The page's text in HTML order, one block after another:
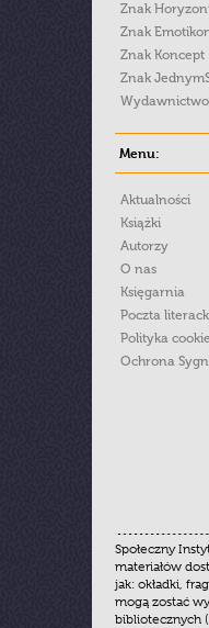
Znak
Znak
Znak Koncept
Znak
Menu:
Aktualności
Książki
Autorzy
O nas
Księgarnia
Poczta
Polityka
Ochrona
Społeczny
materiałów
jak: okładki,
mogą zostać
bibliotecznych